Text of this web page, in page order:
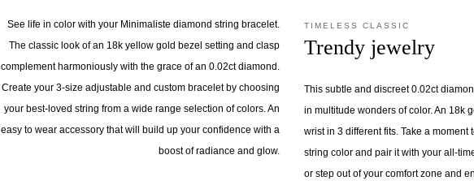
See life in color with your Minimaliste diamond string bracelet.
The classic look of an 18k yellow gold bezel setting and clasp
complement harmoniously with the grace of an 0.02ct diamond.
Create your 3-size adjustable and custom bracelet by choosing
your best-loved string from a wide range selection of colors. An
easy to wear accessory that will build up your confidence with a
boost of radiance and glow.
TIMELESS CLASSIC
Trendy jewelry
This subtle and discreet 0.02ct
in multitude wonders of color. An 18k
wrist in 3 different fits. Take a moment
string color and pair it with your all-
or step out of your comfort zone and